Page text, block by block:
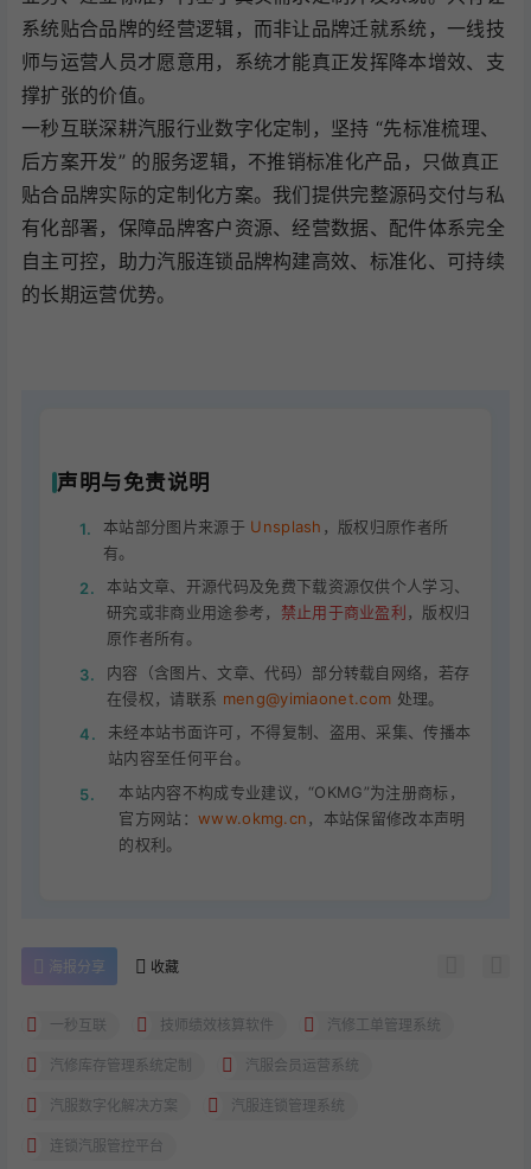
系统贴合品牌的经营逻辑，而非让品牌迁就系统，一线技
师与运营人员才愿意用，系统才能真正发挥降本增效、支
撑扩张的价值。
一秒互联深耕汽服行业数字化定制，坚持 “先标准梳理、
后方案开发” 的服务逻辑，不推销标准化产品，只做真正
贴合品牌实际的定制化方案。我们提供完整源码交付与私
有化部署，保障品牌客户资源、经营数据、配件体系完全
自主可控，助力汽服连锁品牌构建高效、标准化、可持续
的长期运营优势。
声明与免责说明
1. 本站部分图片来源于 Unsplash ，版权归原作者所
有。
2.
本站文章、开源代码及免费下载资源仅供个人学习、
研究或非商业用途参考， 禁止用于商业盈利 ，版权归
原作者所有。
3.
内容（含图片、文章、代码）部分转载自网络，若存
在侵权，请联系 meng@yimiaonet.com 处理。
4.
未经本站书面许可，不得复制、盗用、采集、传播本
站内容至任何平台。
5.
本站内容不构成专业建议，“OKMG”为注册商标，
官方网站： www.okmg.cn，本站保留修改本声明
的权利。
海报分享 收藏
一秒互联 技师绩效核算软件 汽修工单管理系统
汽修库存管理系统定制 汽服会员运营系统
汽服数字化解决方案 汽服连锁管理系统
连锁汽服管控平台